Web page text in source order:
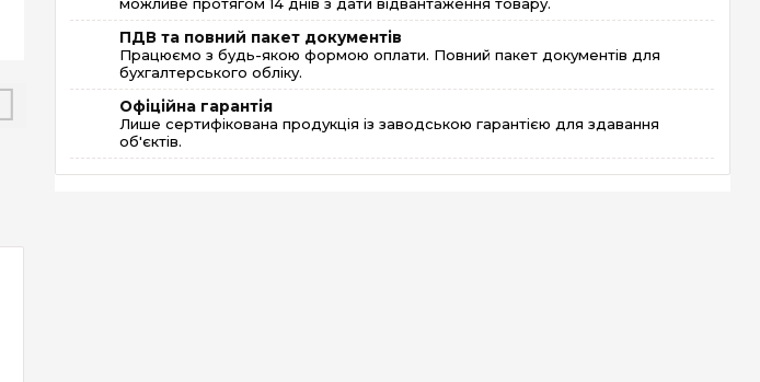
ПДВ та повний пакет документів
Працюємо з будь-якою формою оплати. Повний пакет документів для
бухгалтерського обліку.
Офіційна гарантія
Лише сертифікована продукція із заводською гарантією для здавання
об'єктів.